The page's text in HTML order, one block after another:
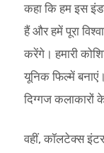
कहा कि हम इस
हैं और हमें पूरा
करेंगे। हमारी
यूनिक फिल्में
दिग्गज कलाकारों
वहीं, कॉलटेक्स